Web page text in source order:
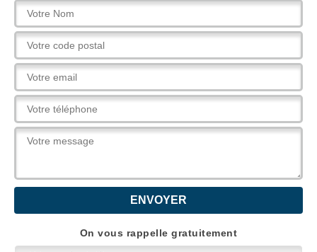
On vous rappelle gratuitement